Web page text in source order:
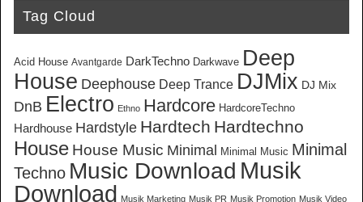
Tag Cloud
Acid House Avantgarde DarkTechno Darkwave Deep
House Deephouse Deep Trance DJMix DJ Mix
DnB Electro Ethno Hardcore HardcoreTechno
Hardhouse Hardstyle Hardtech Hardtechno
House House Music Minimal Minimal Music Minimal
Techno Music Download Musik
Download Musik Marketing Musik PR Musik Promotion Musik Video